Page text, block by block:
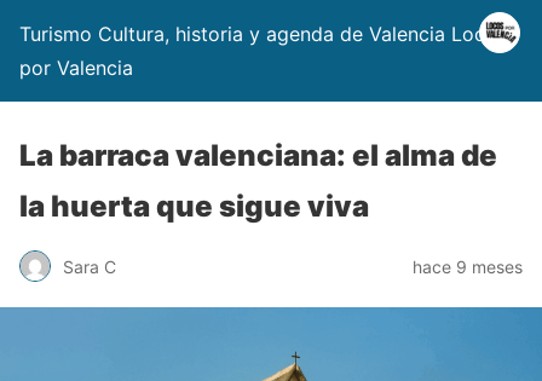
Turismo Cultura, historia y agenda de Valencia Locos
por Valencia
La barraca valenciana: el alma de
la huerta que sigue viva
Sara C hace 9 meses